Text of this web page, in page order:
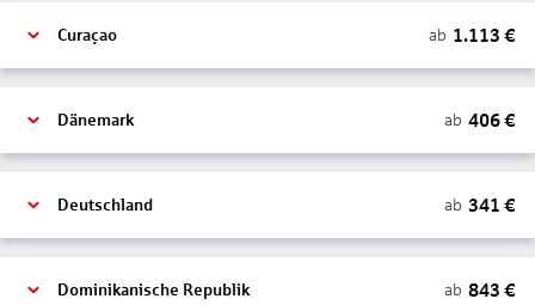
Curaçao ab 1.113 €
Dänemark ab 406€
Deutschland ab 341 €
Dominikanische Republik ab 843 €